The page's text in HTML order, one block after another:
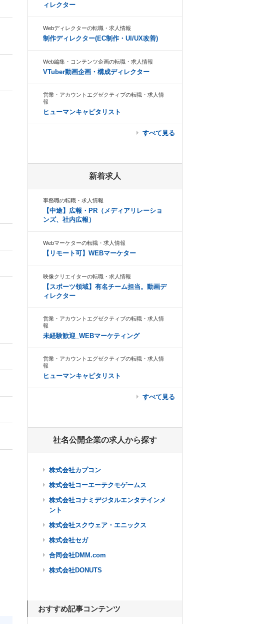
ィレクター
Webディレクターの転職・求人情報
制作ディレクター(EC制作・UI/UX改善)
Web編集・コンテンツ企画の転職・求人情報
VTuber動画企画・構成ディレクター
営業・アカウントエグゼクティブの転職・求人情
報
ヒューマンキャピタリスト
すべて見る
新着求人
事務職の転職・求人情報
【中途】広報・PR（メディアリレーショ
ンズ、社内広報）
Webマーケターの転職・求人情報
【リモート可】WEBマーケター
映像クリエイターの転職・求人情報
【スポーツ領域】有名チーム担当。動画デ
ィレクター
営業・アカウントエグゼクティブの転職・求人情
報
未経験歓迎_WEBマーケティング
営業・アカウントエグゼクティブの転職・求人情
報
ヒューマンキャピタリスト
すべて見る
社名公開企業の求人から探す
株式会社カプコン
株式会社コーエーテクモゲームス
株式会社コナミデジタルエンタテインメ
ント
株式会社スクウェア・エニックス
株式会社セガ
合同会社DMM.com
株式会社DONUTS
おすすめ記事コンテンツ